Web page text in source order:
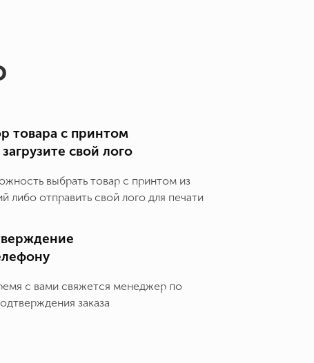
товара с принтом
свой лого
выбрать товар с принтом из
либо отправить свой лого для печати
с вами свяжется менеджер по
заказа